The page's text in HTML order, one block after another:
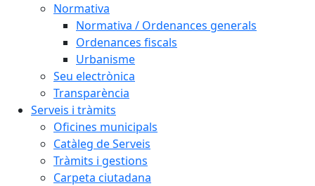
Normativa
Normativa / Ordenances generals
Ordenances fiscals
Urbanisme
Seu electrònica
Transparència
Serveis i tràmits
Oficines municipals
Catàleg de Serveis
Tràmits i gestions
Carpeta ciutadana